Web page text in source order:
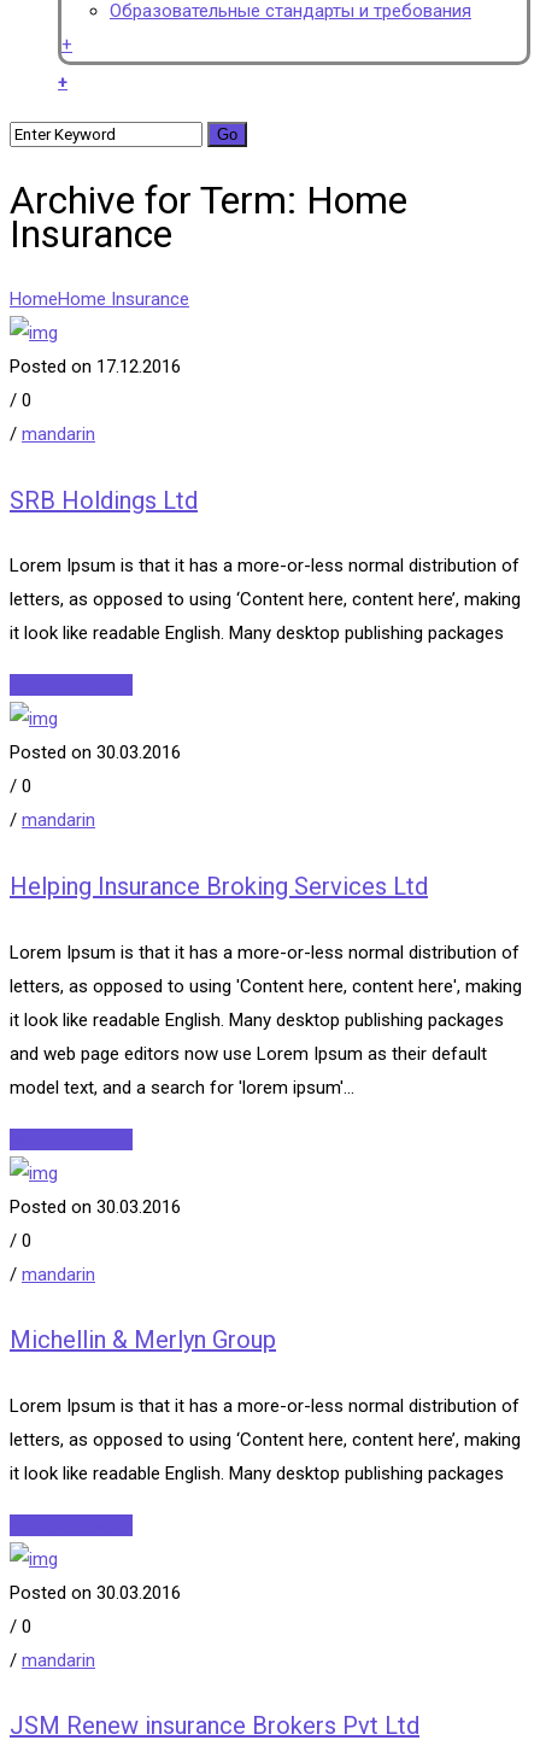
Образовательные стандарты и требования
+
+
Archive for Term: Home
Insurance
HomeHome Insurance
Posted on 17.12.2016
/ 0
/ mandarin
SRB Holdings Ltd
Lorem Ipsum is that it has a more-or-less normal distribution of
letters, as opposed to using ‘Content here, content here’, making
it look like readable English. Many desktop publishing packages
Posted on 30.03.2016
/ 0
/ mandarin
Helping Insurance Broking Services Ltd
Lorem Ipsum is that it has a more-or-less normal distribution of
letters, as opposed to using 'Content here, content here', making
it look like readable English. Many desktop publishing packages
and web page editors now use Lorem Ipsum as their default
model text, and a search for 'lorem ipsum'...
Posted on 30.03.2016
/ 0
/ mandarin
Michellin & Merlyn Group
Lorem Ipsum is that it has a more-or-less normal distribution of
letters, as opposed to using ‘Content here, content here’, making
it look like readable English. Many desktop publishing packages
Posted on 30.03.2016
/ 0
/ mandarin
JSM Renew insurance Brokers Pvt Ltd